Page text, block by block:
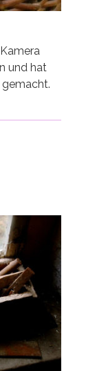
und hat